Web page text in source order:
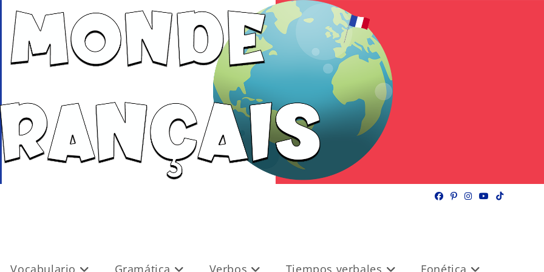
Vocabulario Gramática Verbos Tiempos verbales Fonética